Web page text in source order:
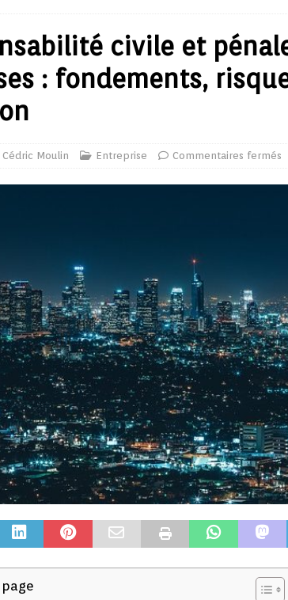
civile et
: fondements,
Cédric Moulin Entreprise Commentaires fermés